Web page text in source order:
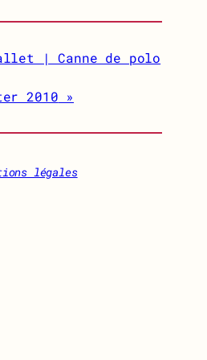
| Canne de polo
2010
légales